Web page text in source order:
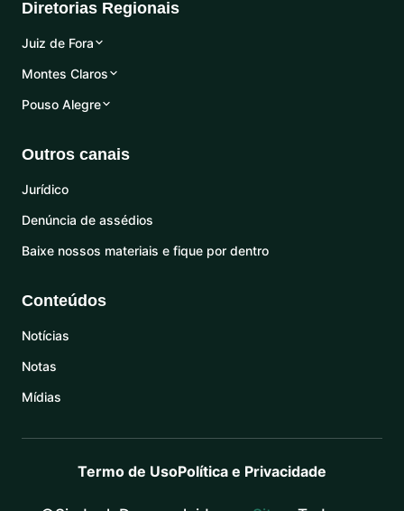
Diretorias Regionais
Juiz de Fora
Montes Claros
Pouso Alegre
Outros canais
Jurídico
Denúncia de assédios
Baixe nossos materiais e fique por dentro
Conteúdos
Notícias
Notas
Mídias
Termo de UsoPolítica e Privacidade